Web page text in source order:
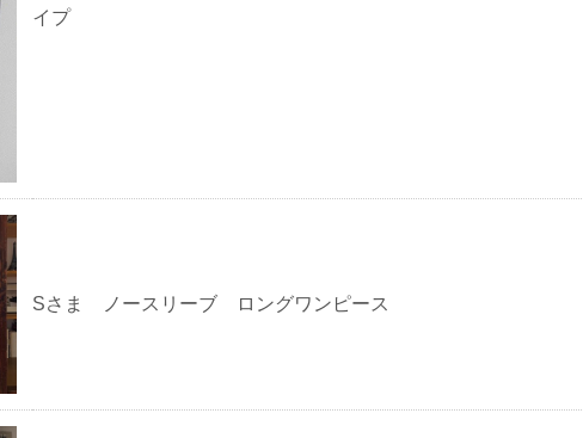
イプ
Sさま ノースリーブ ロングワンピース